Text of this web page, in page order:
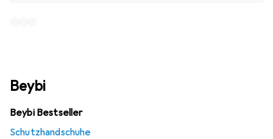
Beybi
Beybi Bestseller
Schutzhandschuhe